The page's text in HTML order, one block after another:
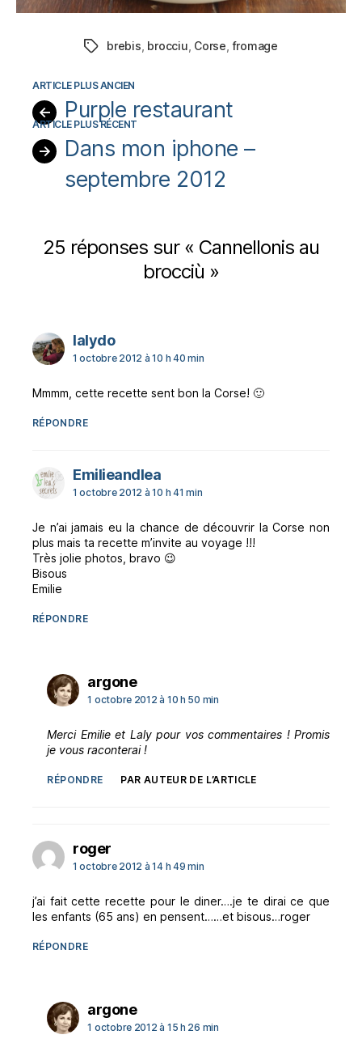
Étiquettes
brebis brocciu Corse ,fromage
← Purple restaurant
→
Dans mon iphone –
septembre 2012
25 réponses sur « Cannellonis au
brocciù »
lalydodit :
1 octobre 2012 à 10 h 40 min
Mmmm, cette recette sent bon la Corse! 🙂
RÉPONDRE
Emilieandleadit :
1 octobre 2012 à 10 h 41 min
Je n’ai jamais eu la chance de découvrir la Corse non
plus mais ta recette m’invite au voyage !!!
Très jolie photos, bravo 😉
Bisous
Emilie
RÉPONDRE
argonedit :
1 octobre 2012 à 10 h 50 min
Merci Emilie et Laly pour vos commentaires ! Promis
je vous raconterai !
RÉPONDRE PAR AUTEUR DE L’ARTICLE
rogerdit :
1 octobre 2012 à 14 h 49 min
j’ai fait cette recette pour le diner….je te dirai ce que
les enfants (65 ans) en pensent……et bisous…roger
RÉPONDRE
argonedit :
1 octobre 2012 à 15 h 26 min